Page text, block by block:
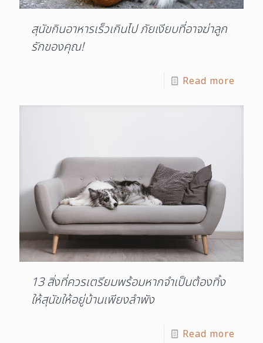
สุนัขกินอาหารเร็วเกินไป ภัยเงียบที่อาจฆ่าลูก
รักของคุณ!
Read more
13 สิ่งที่ควรเตรียมพร้อมหากจำเป็นต้องทิ้ง
ให้สุนัขให้อยู่บ้านเพียงลำพัง
Read more